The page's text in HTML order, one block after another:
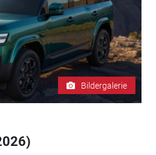
Bildergalerie